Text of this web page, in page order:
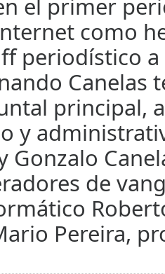
el primer
como
periodístico
Canelas
principal,
y
Gonzalo
de
Pereira,